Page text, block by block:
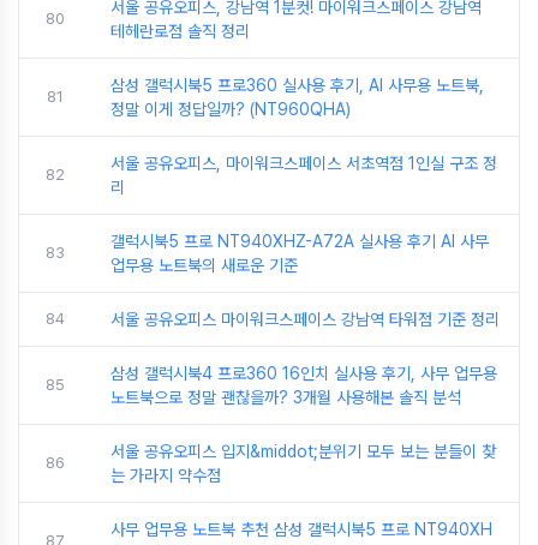
80
서울 공유오피스, 강남역 1분컷! 마이워크스페이스 강남역
테헤란로점 솔직 정리
81
삼성 갤럭시북5 프로360 실사용 후기, AI 사무용 노트북,
정말 이게 정답일까? (NT960QHA)
82
서울 공유오피스, 마이워크스페이스 서초역점 1인실 구조 정
리
83
갤럭시북5 프로 NT940XHZ-A72A 실사용 후기 AI 사무
업무용 노트북의 새로운 기준
84 서울 공유오피스 마이워크스페이스 강남역 타워점 기준 정리
85
삼성 갤럭시북4 프로360 16인치 실사용 후기, 사무 업무용
노트북으로 정말 괜찮을까? 3개월 사용해본 솔직 분석
86
서울 공유오피스 입지&middot;분위기 모두 보는 분들이 찾
는 가라지 약수점
87
사무 업무용 노트북 추천 삼성 갤럭시북5 프로 NT940XH